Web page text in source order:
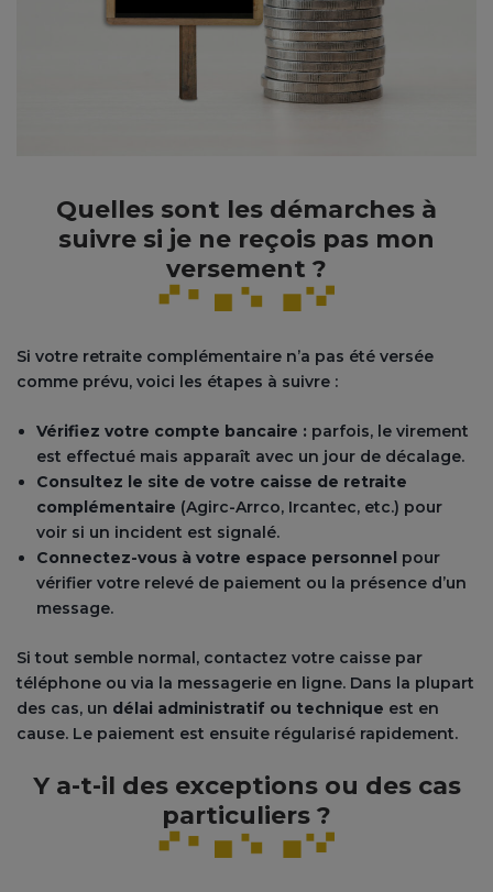
Quelles sont les démarches à
suivre si je ne reçois pas mon
versement ?
Si votre retraite complémentaire n’a pas été versée
comme prévu, voici les étapes à suivre :
Vérifiez votre compte bancaire : parfois, le virement
est effectué mais apparaît avec un jour de décalage.
Consultez le site de votre caisse de retraite
complémentaire (Agirc-Arrco, Ircantec, etc.) pour
voir si un incident est signalé.
Connectez-vous à votre espace personnel pour
vérifier votre relevé de paiement ou la présence d’un
message.
Si tout semble normal, contactez votre caisse par
téléphone ou via la messagerie en ligne. Dans la plupart
des cas, un délai administratif ou technique est en
cause. Le paiement est ensuite régularisé rapidement.
Y a-t-il des exceptions ou des cas
particuliers ?